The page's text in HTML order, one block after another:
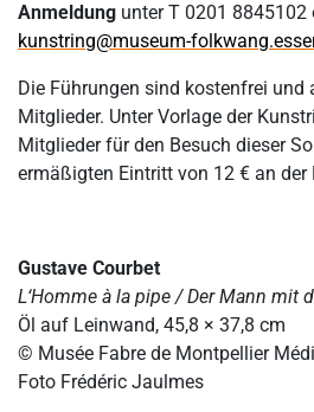
Anmeldung unter T 0201 8845102
kunstring@museum-
Die Führungen sind kostenfrei
Mitglieder. Unter Vorlage der
Mitglieder für den Besuch dieser
ermäßigten Eintritt von 12 € an der
Gustave Courbet
L‘Homme à la pipe / Der Mann mit
Öl auf Leinwand, 45,8 × 37,8 cm
© Musée Fabre de Montpellier
Foto Frédéric Jaulmes